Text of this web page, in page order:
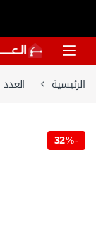
Skip to navigation
Skip to content
الرئيسية
-
32%